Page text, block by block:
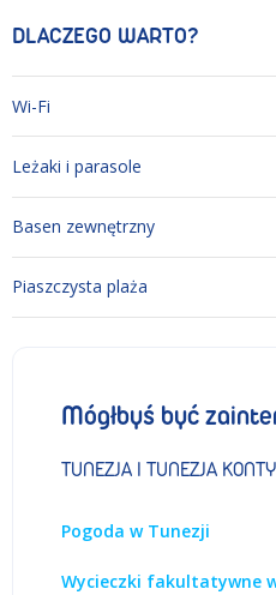
DLACZEGO WARTO?
Wi-Fi
Leżaki i parasole
Basen zewnętrzny
Piaszczysta plaża
Mógłbyś być
TUNEZJA I TUNEZJA
Pogoda w Tunezji
Wycieczki fakultatywne